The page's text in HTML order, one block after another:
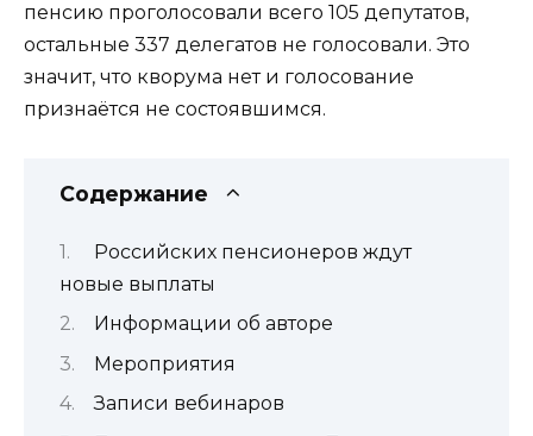
пенсию проголосовали всего 105 депутатов,
остальные 337 делегатов не голосовали. Это
значит, что кворума нет и голосование
признаётся не состоявшимся.
Содержание
Российских пенсионеров ждут
новые выплаты
Информации об авторе
Мероприятия
Записи вебинаров